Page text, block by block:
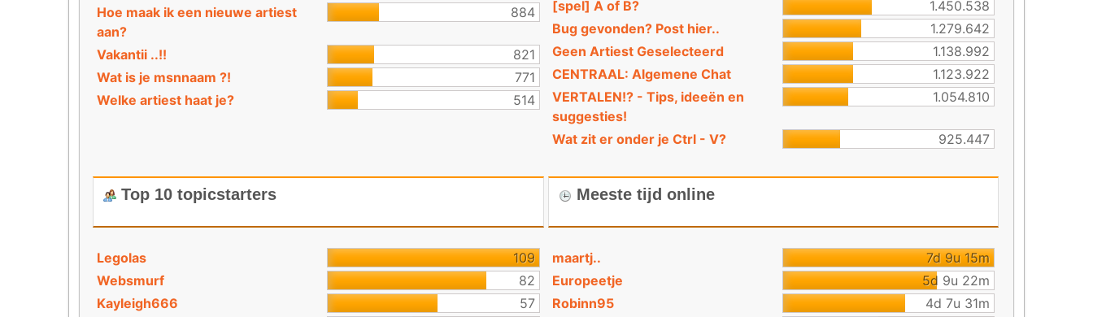
Hoe maak ik een nieuwe artiest
aan?
884
Vakantii ..!!
821
Wat is je msnnaam ?!
771
Welke artiest haat je?
514
[spel] A of B?
1.450.538
Bug gevonden? Post hier..
1.279.642
Geen Artiest Geselecteerd
1.138.992
CENTRAAL: Algemene Chat
1.123.922
VERTALEN!? - Tips, ideeën en
suggesties!
1.054.810
Wat zit er onder je Ctrl - V? 925.447
Top 10 topicstarters
Legolas
109
Websmurf
82
Kayleigh666
57
Meeste tijd online
maartj..
7d 9u 15m
Europeetje
5d 9u 22m
Robinn95
4d 7u 31m